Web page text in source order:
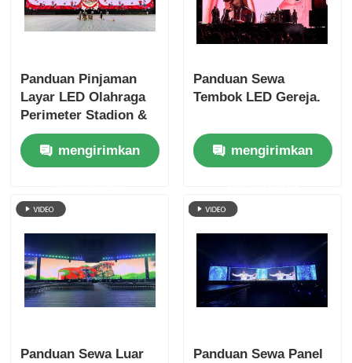
Panduan Pinjaman
Layar LED Olahraga
Perimeter Stadion &
Papan Skor
mengirimkan
Panduan Sewa
Tembok LED Gereja.
mengirimkan
Panduan Sewa Luar
Panduan Sewa Panel